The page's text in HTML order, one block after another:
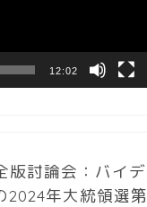
12:02
版討論会：バイデ
2024年大統領選第